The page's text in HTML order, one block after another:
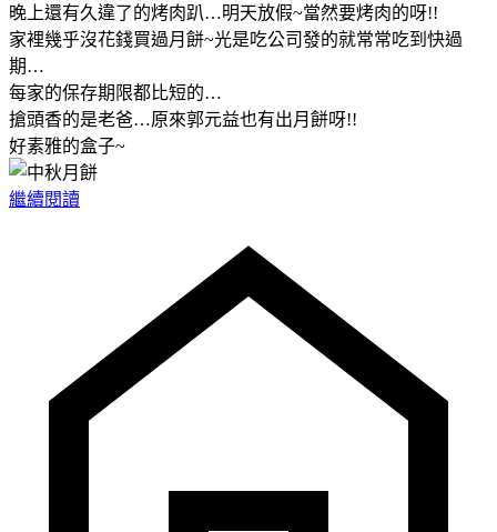
晚上還有久違了的烤肉趴…明天放假~當然要烤肉的呀!!
家裡幾乎沒花錢買過月餅~光是吃公司發的就常常吃到快過
期…
每家的保存期限都比短的…
搶頭香的是老爸…原來郭元益也有出月餅呀!!
好素雅的盒子~
繼續閱讀